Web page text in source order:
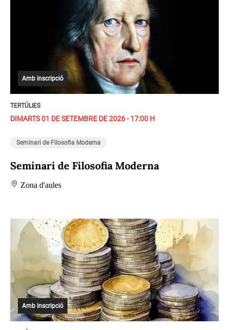
Amb inscripció
TERTÚLIES
DIMARTS 01 DE SETEMBRE DE 2026 - 17:00 H
Seminari de Filosofia Moderna
Seminari de Filosofia Moderna
Zona d'aules
Amb inscripció